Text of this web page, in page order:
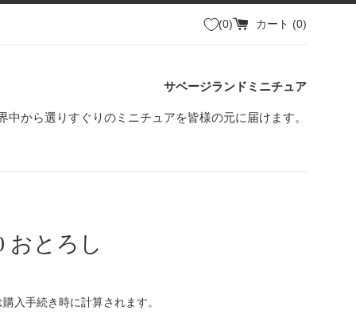
0 カート (0)
サベージランドミニチュア
中から選りすぐりのミニチュアを皆様の元に届けます。
おとろし
購入手続き時に計算されます。